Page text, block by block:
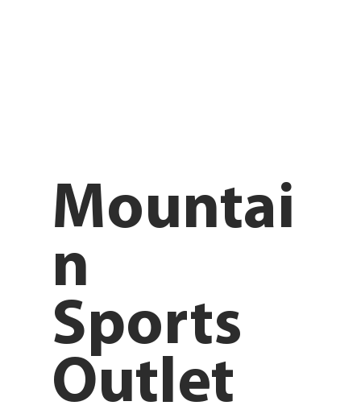
Mountai
n
Sports
Outlet